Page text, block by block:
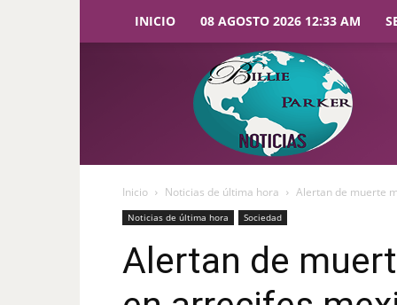
INICIO 08 AGOSTO 2026 12:33 AM
Parker
Noticias
Inicio Noticias de última hora Alertan de muerte
Noticias de última hora Sociedad
Alertan de